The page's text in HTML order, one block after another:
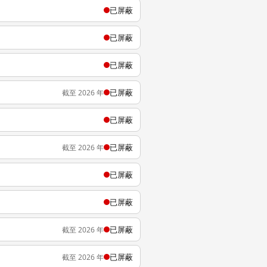
已屏蔽
已屏蔽
已屏蔽
截至 2026 年 已屏蔽
已屏蔽
截至 2026 年 已屏蔽
已屏蔽
已屏蔽
截至 2026 年 已屏蔽
截至 2026 年 已屏蔽